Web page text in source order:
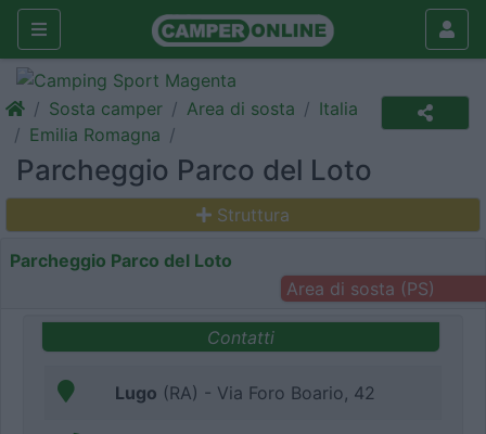
Sosta camper Area di sosta
Italia
Emilia Romagna
Parcheggio Parco del Loto
Struttura
Parcheggio Parco del Loto
Area di sosta (PS)
Contatti
Lugo (RA) - Via Foro Boario, 42